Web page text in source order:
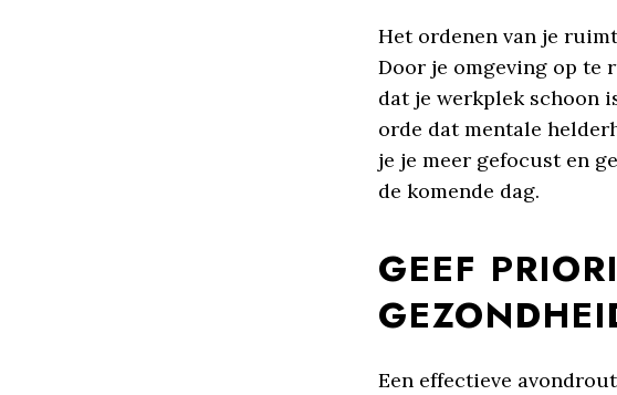
Het ordenen van je
Door je omgeving op te
dat je werkplek schoon
orde dat mentale
je je meer gefocust en
de komende dag.
GEEF
Een effectieve